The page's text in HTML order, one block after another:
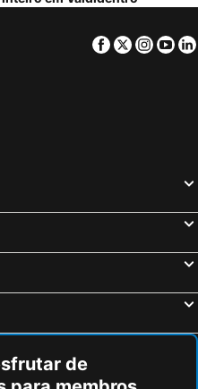
Facebook
Twitter
de